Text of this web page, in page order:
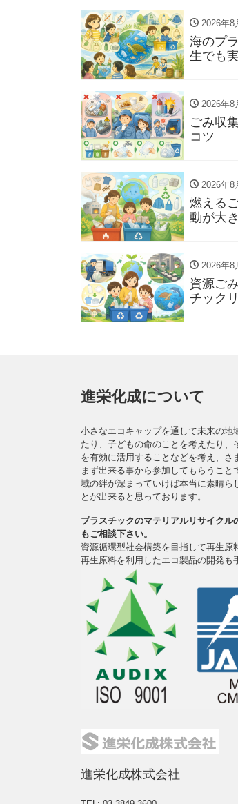
2026年8
海のプ
生でも
2026年8
ごみ収
コツ
2026年8
燃える
動が大
2026年8
資源ご
チック
進栄化成について
小さなエコキャップを通して未来の地
たり、子どもの命のことを考えたり、
を有効に活用することなどを考え、さ
まず出来る事から参加してもらうこと
域の絆が深まっていけば本当に素晴ら
とが出来ると思っております。
プラスチックのマテリアルリサイクル
もご相談下さい。
資源循環型社会構築を目指して再生原
再生原料を利用したエコ製品の開発も
進栄化成株式会社